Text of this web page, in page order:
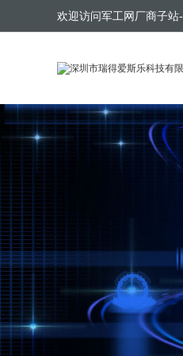
欢迎访问军工网厂商子站